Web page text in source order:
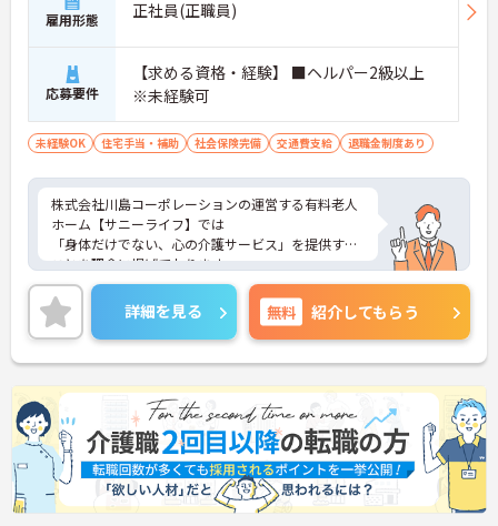
雇用形態 正社員(正職員)
応募要件
【求める資格・経験】 ■ヘルパー2級以上
※未経験可
未経験OK 住宅手当・補助 社会保険完備 交通費支給 退職金制度あり
株式会社川島コーポレーションの運営する有料老人
ホーム【サニーライフ】では
「身体だけでない、心の介護サービス」を提供する
ことを理念に掲げております。
全国展開している企業のノウハウやフォロー体制は
未経験の方にも安心して
お仕事をしていただける環境です。
ご興味のある方は、さらに詳細をお話しますのでお
気軽にご相談ください。
詳細を見る 無料 紹介してもらう